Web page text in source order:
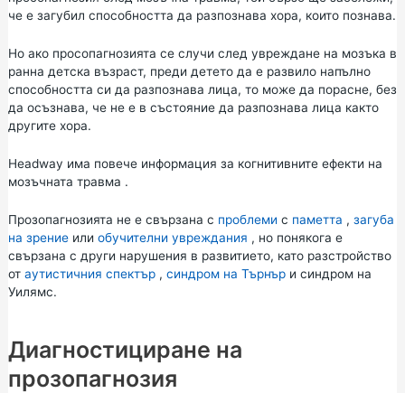
че е загубил способността да разпознава хора, които познава.
Но ако просопагнозията се случи след увреждане на мозъка в
ранна детска възраст, преди детето да е развило напълно
способността си да разпознава лица, то може да порасне, без
да осъзнава, че не е в състояние да разпознава лица както
другите хора.
Headway има повече информация за когнитивните ефекти на
мозъчната травма .
Прозопагнозията не е свързана с проблеми с паметта , загуба
на зрениеили обучителни увреждания , но понякога е
свързана с други нарушения в развитието, като разстройство
от аутистичния спектър, синдром на Търнъри синдром на
Уилямс.
Диагностициране на
прозопагнозия